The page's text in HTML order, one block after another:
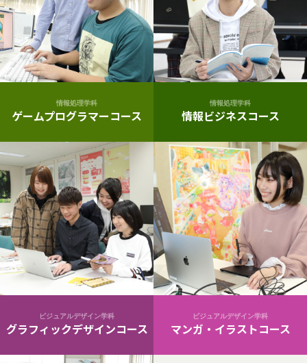
情報処理学科
ゲームプログラマーコース
情報処理学科
情報ビジネスコース
ビジュアルデザイン学科
グラフィックデザインコース
ビジュアルデザイン学科
マンガ・イラストコース